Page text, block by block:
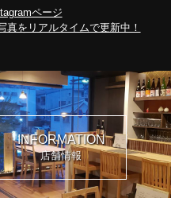
ページ
真をリアルタイムで更新中！
INFORMATION
店舗情報